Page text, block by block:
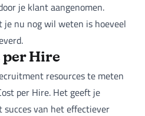
je klant aangenomen.
je nu nog wil weten is hoeveel
per Hire
resources te meten
per Hire. Het geeft je
van het effectiever